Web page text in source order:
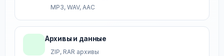
MP3, WAV, AAC
Архивы и данные
ZIP, RAR архивы